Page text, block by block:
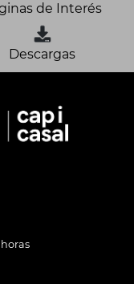
de Interés
Descargas
horas